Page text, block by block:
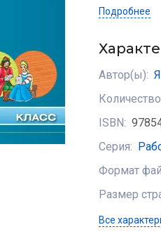
Подробнее
Автор(ы):
ISBN:
Серия:
Формат
Размер
Все